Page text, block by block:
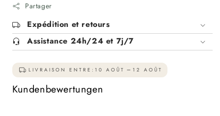
Partager
Expédition et retours
Assistance 24h/24 et 7j/7
LIVRAISON ENTRE: 10 AOÛT 12 AOÛT
Kundenbewertungen